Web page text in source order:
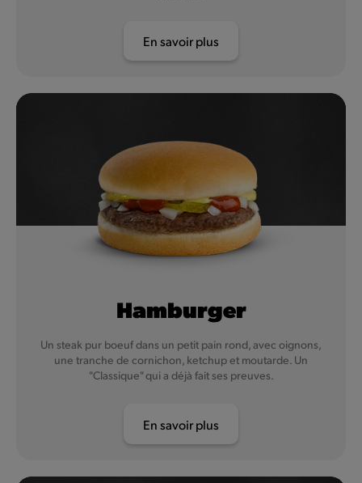
En savoir plus
Hamburger
Un steak pur boeuf dans un petit pain rond, avec oignons,
une tranche de cornichon, ketchup et moutarde. Un
"Classique" qui a déjà fait ses preuves.
En savoir plus